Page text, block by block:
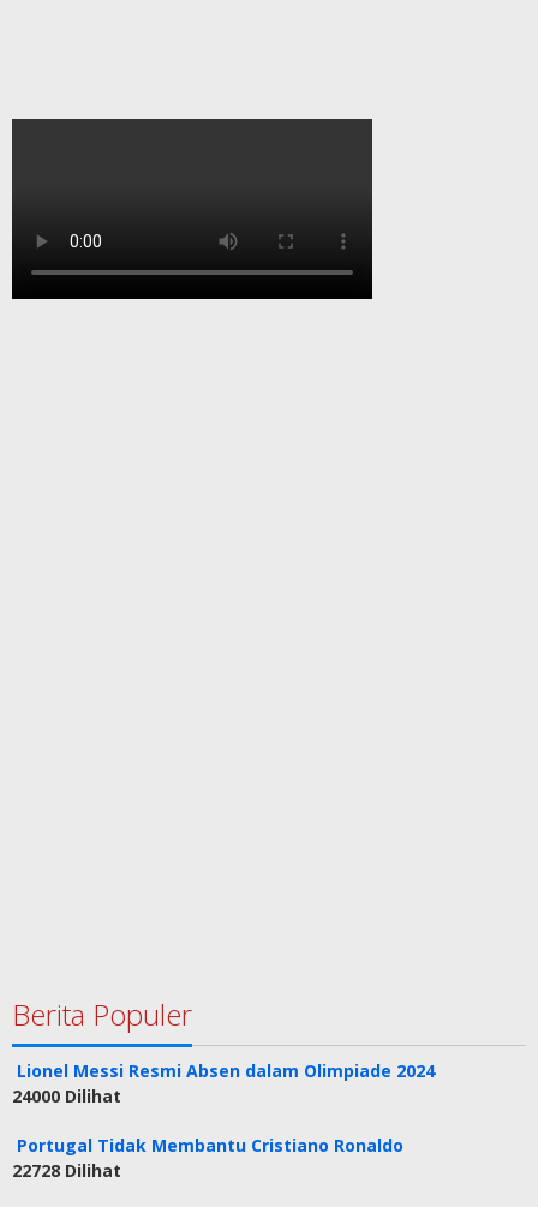
Berita Populer
Lionel Messi Resmi Absen dalam Olimpiade 2024
24000 Dilihat
Portugal Tidak Membantu Cristiano Ronaldo
22728 Dilihat